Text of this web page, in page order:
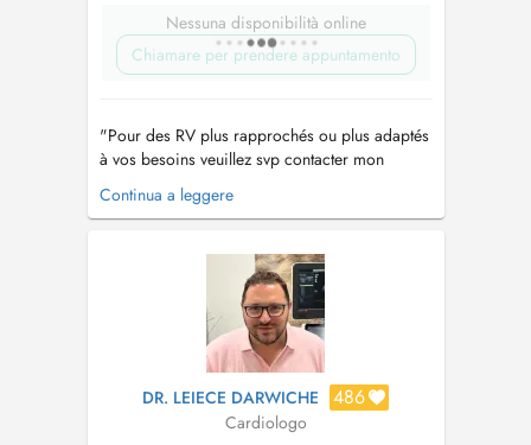
Nessuna disponibilità online
Chiamare per prendere appuntamento
"Pour des RV plus rapprochés ou plus adaptés
à vos besoins veuillez svp contacter mon
secrétariat au numéro de téléphone 54 93 34
ou par fax au numéro 54 93 44." "Le cabinet
trouve à 100m du parking de la Place de
Continua a leggere
DR. LEIECE DARWICHE 486
Cardiologo